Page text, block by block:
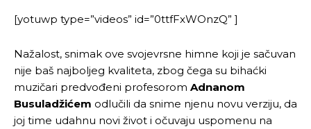
[yotuwp type=”videos” id=”0ttfFxWOnzQ” ]
Nažalost, snimak ove svojevrsne himne koji je sačuvan
nije baš najboljeg kvaliteta, zbog čega su bihaćki
muzičari predvođeni profesorom Adnanom
Busuladžićem odlučili da snime njenu novu verziju, da
joj time udahnu novi život i očuvaju uspomenu na